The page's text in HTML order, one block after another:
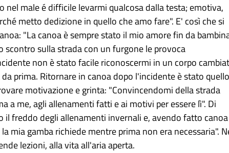
nel male é difficile levarmi qualcosa dalla testa; emotiva,
metto dedizione in quello che amo fare". E' così che si
"La canoa è sempre stato il mio amore fin da
scontro sulla strada con un furgone le provoca
non è stato facile riconoscermi in un corpo
prima. Ritornare in canoa dopo l'incidente è stato quello
motivazione e grinta: "Convincendomi della strada
a me, agli allenamenti fatti e ai motivi per essere lì". Di
freddo degli allenamenti invernali e, avendo fatto canoa
mia gamba richiede mentre prima non era necessaria".
lezioni, alla vita all'aria aperta.